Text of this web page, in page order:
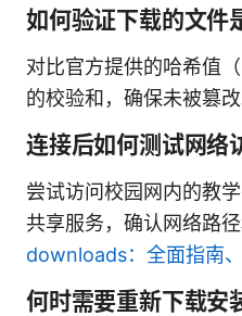
如何验证下载的文件
对比官方提供的哈希值
的校验和，确保未被篡改
连接后如何测试网络
尝试访问校园网内的教
共享服务，确认网络路
downloads：全面指南
何时需要重新下载安